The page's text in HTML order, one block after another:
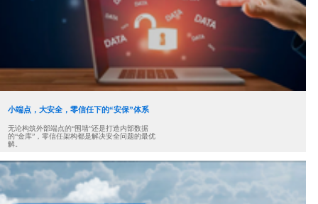
小端点，大安全，零信任下的“安保”体系
无论构筑外部端点的“围墙”还是打造内部数据
的“金库”，零信任架构都是解决安全问题的最优
解。